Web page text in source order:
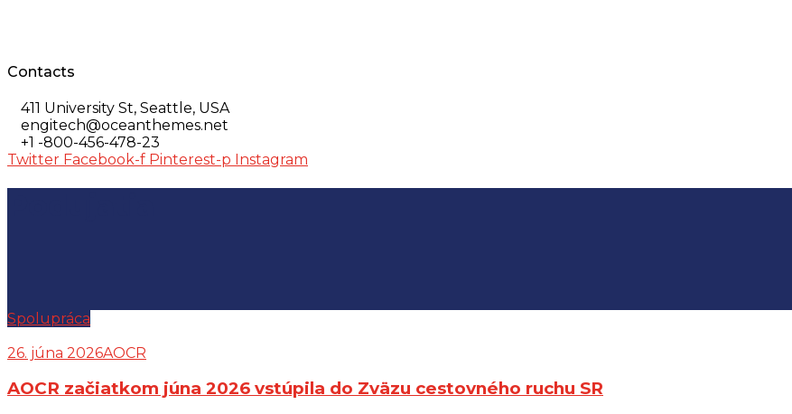
Contacts
411 University St, Seattle, USA
engitech@oceanthemes.net
+1 -800-456-478-23
Twitter Facebook-f Pinterest-p Instagram
Spolupráca
26. júna 2026AOCR
AOCR začiatkom júna 2026 vstúpila do Zväzu cestovného ruchu SR